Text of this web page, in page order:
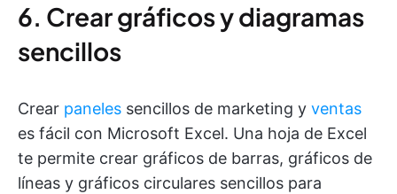
6. Crear gráficos y diagramas
sencillos
Crear paneles sencillos de marketing y ventas
es fácil con Microsoft Excel. Una hoja de Excel
te permite crear gráficos de barras, gráficos de
líneas y gráficos circulares sencillos para